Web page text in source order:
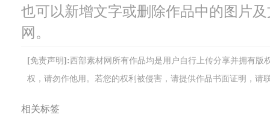
也可以新增文字或删除作品中的图片
网。
[免责声明]:西部素材网所有作品均是用户自行上传分享并拥有
权，请勿作他用。若您的权利被侵害，请提供作品书面证明，请
相关标签